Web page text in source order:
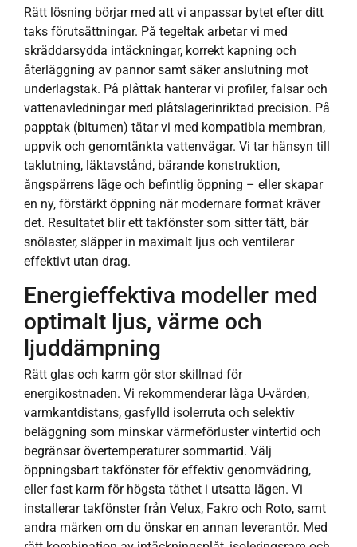
Rätt lösning börjar med att vi anpassar bytet efter ditt
taks förutsättningar. På tegeltak arbetar vi med
skräddarsydda intäckningar, korrekt kapning och
återläggning av pannor samt säker anslutning mot
underlagstak. På plåttak hanterar vi profiler, falsar och
vattenavledningar med plåtslagerinriktad precision. På
papptak (bitumen) tätar vi med kompatibla membran,
uppvik och genomtänkta vattenvägar. Vi tar hänsyn till
taklutning, läktavstånd, bärande konstruktion,
ångspärrens läge och befintlig öppning – eller skapar
en ny, förstärkt öppning när modernare format kräver
det. Resultatet blir ett takfönster som sitter tätt, bär
snölaster, släpper in maximalt ljus och ventilerar
effektivt utan drag.
Energieffektiva modeller med
optimalt ljus, värme och
ljuddämpning
Rätt glas och karm gör stor skillnad för
energikostnaden. Vi rekommenderar låga U-värden,
varmkantdistans, gasfylld isolerruta och selektiv
beläggning som minskar värmeförluster vintertid och
begränsar övertemperaturer sommartid. Välj
öppningsbart takfönster för effektiv genomvädring,
eller fast karm för högsta täthet i utsatta lägen. Vi
installerar takfönster från Velux, Fakro och Roto, samt
andra märken om du önskar en annan leverantör. Med